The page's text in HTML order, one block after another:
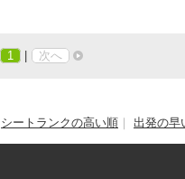
1 次へ
シートランクの高い順 出発の早